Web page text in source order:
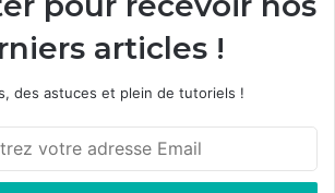
articles !
des astuces et plein de tutoriels !